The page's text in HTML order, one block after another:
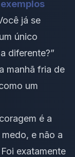
já se
único
diferente?”
manhã fria de
um
coragem é a
e não a
exatamente